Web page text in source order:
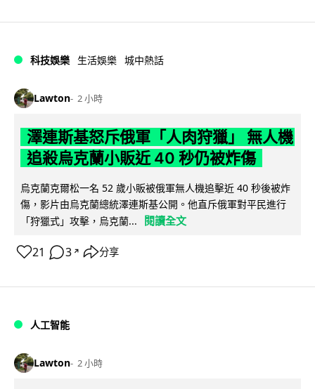
科技娛樂 生活娛樂 城中熱話
Lawton 2 小時
澤連斯基怒斥俄軍「人肉狩獵」 無人機
追殺烏克蘭小販近 40 秒仍被炸傷
烏克蘭克爾松一名 52 歲小販被俄軍無人機追擊近 40 秒後被炸
傷，影片由烏克蘭總統澤連斯基公開。他直斥俄軍對平民進行
「狩獵式」攻擊，烏克蘭...
閱讀全文
21 3 ↗ 分享
人工智能
Lawton 2 小時